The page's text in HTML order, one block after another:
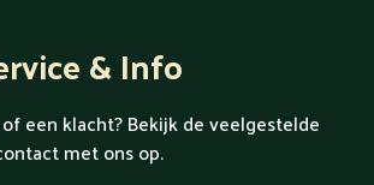
& Info
een klacht? Bekijk de veelgestelde
met ons op.